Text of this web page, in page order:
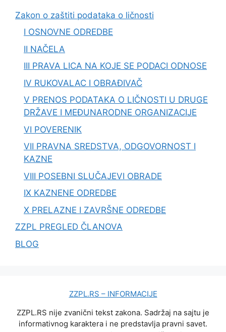
Zakon o zaštiti podataka o ličnosti
I OSNOVNE ODREDBE
II NAČELA
III PRAVA LICA NA KOJE SE PODACI ODNOSE
IV RUKOVALAC I OBRAĐIVAČ
V PRENOS PODATAKA O LIČNOSTI U DRUGE
DRŽAVE I MEĐUNARODNE ORGANIZACIJE
VI POVERENIK
VII PRAVNA SREDSTVA, ODGOVORNOST I
KAZNE
VIII POSEBNI SLUČAJEVI OBRADE
IX KAZNENE ODREDBE
X PRELAZNE I ZAVRŠNE ODREDBE
ZZPL PREGLED ČLANOVA
BLOG
ZZPL.RS – INFORMACIJE
ZZPL.RS nije zvanični tekst zakona. Sadržaj na sajtu je
informativnog karaktera i ne predstavlja pravni savet.